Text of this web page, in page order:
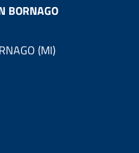
BORNAGO
(MI)